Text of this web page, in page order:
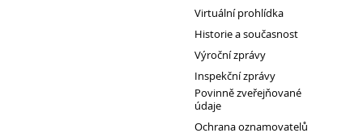
Klub mladých diváků
Virtuální prohlídka
Historie a současnost
Výroční zprávy
Inspekční zprávy
Povinně zveřejňované
údaje
Ochrana oznamovatelů